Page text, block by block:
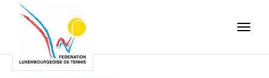
Toggle